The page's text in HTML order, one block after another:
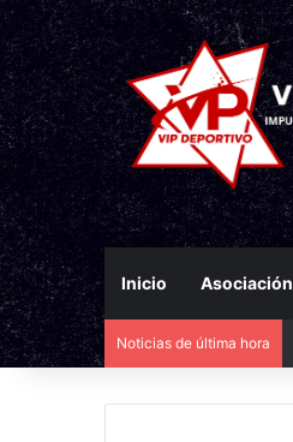
Inicio Asociación
Noticias de última hora